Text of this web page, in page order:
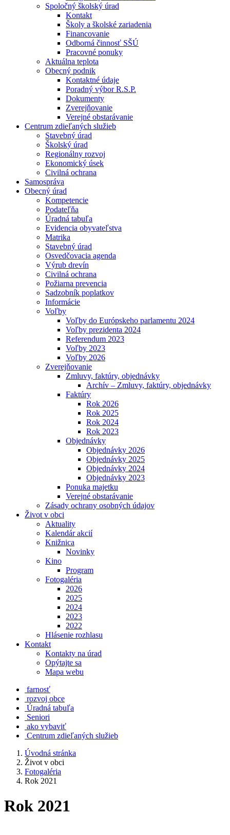
Spoločný školský úrad
Kontakt
Školy a školské zariadenia
Financovanie
Odborná činnosť SŠÚ
Pracovné ponuky
Aktuálna teplota
Obecný podnik
Kontaktné údaje
Poradný výbor R.S.P.
Dokumenty
Zverejňovanie
Verejné obstarávanie
Centrum zdieľaných služieb
Stavebný úrad
Školský úrad
Regionálny rozvoj
Ekonomický úsek
Civilná ochrana
Samospráva
Obecný úrad
Kompetencie
Podateľňa
Úradná tabuľa
Evidencia obyvateľstva
Matrika
Stavebný úrad
Osvedčovacia agenda
Výrub drevín
Civilná ochrana
Požiarna prevencia
Sadzobník poplatkov
Informácie
Voľby
Voľby do Európskeho parlamentu 2024
Voľby prezidenta 2024
Referendum 2023
Voľby 2023
Voľby 2026
Zverejňovanie
Zmluvy, faktúry, objednávky
Archív – Zmluvy, faktúry, objednávky
Faktúry
Rok 2026
Rok 2025
Rok 2024
Rok 2023
Objednávky
Objednávky 2026
Objednávky 2025
Objednávky 2024
Objednávky 2023
Ponuka majetku
Verejné obstarávanie
Zásady ochrany osobných údajov
Život v obci
Aktuality
Kalendár akcií
Knižnica
Novinky
Kino
Program
Fotogaléria
2026
2025
2024
2023
2022
Hlásenie rozhlasu
Kontakt
Kontakty na úrad
Opýtajte sa
Mapa webu
farnosť
rozvoj obce
Úradná tabuľa
Seniori
ako vybaviť
Centrum zdieľaných služieb
Úvodná stránka
Život v obci
Fotogaléria
Rok 2021
Rok 2021